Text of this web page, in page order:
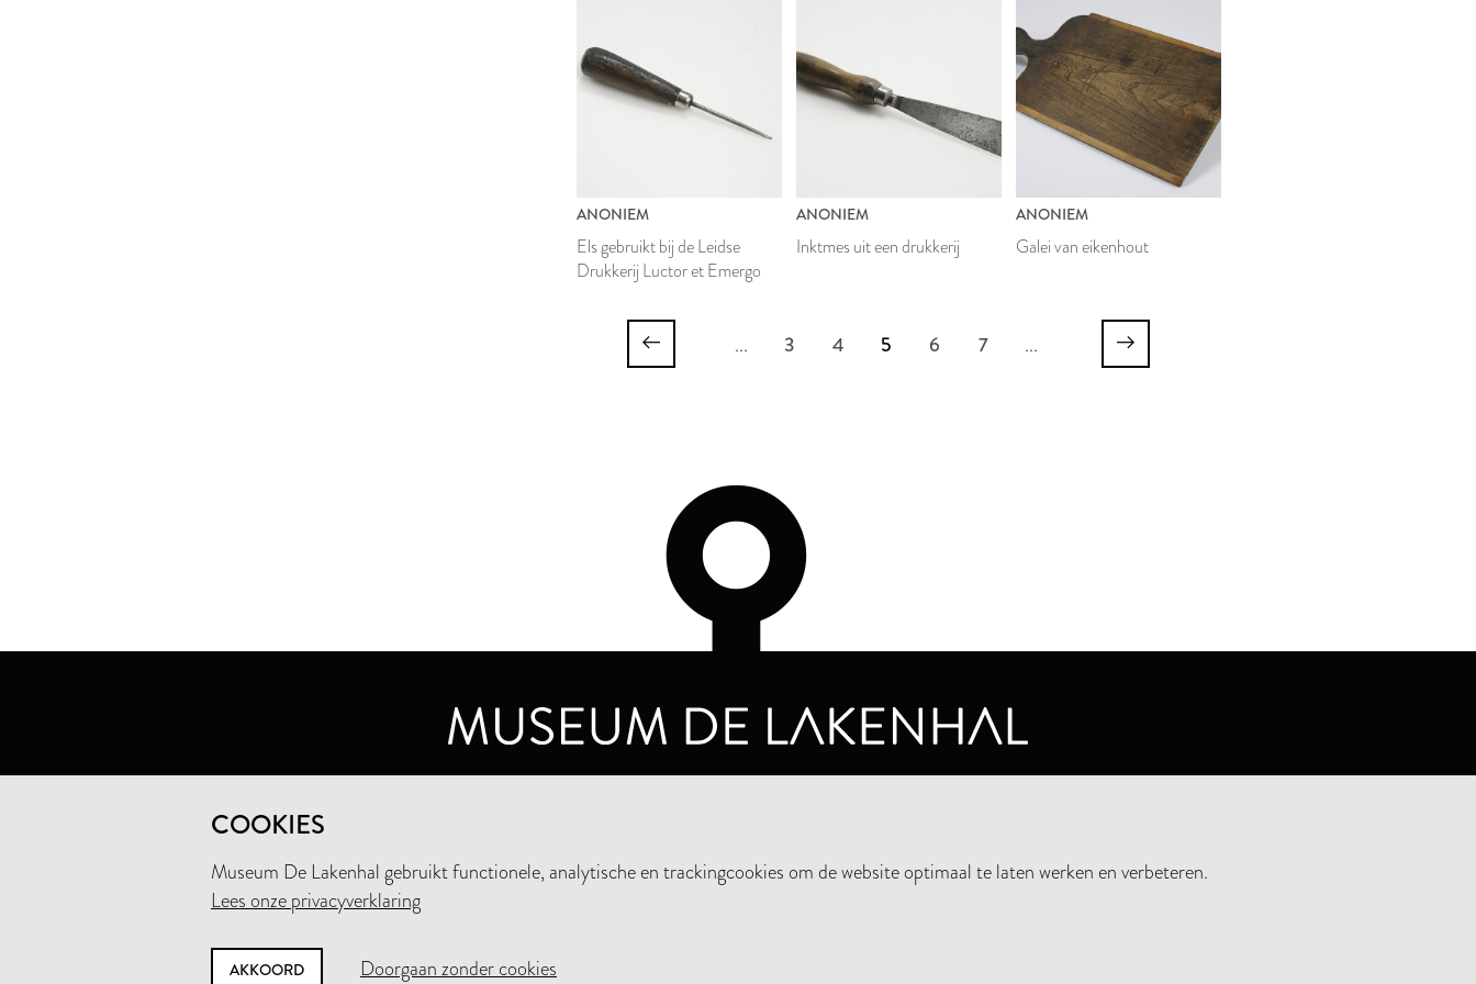
ANONIEM
Els gebruikt bij de Leidse
Drukkerij Luctor et Emergo
ANONIEM
Inktmes uit een drukkerij
ANONIEM
Galei van eikenhout
... 3 4 5 6 7 ...
COOKIES
Museum De Lakenhal gebruikt functionele, analytische en trackingcookies om de website optimaal te laten werken en verbeteren.
Lees onze privacyverklaring
AKKOORD Doorgaan zonder cookies
MUSEUM DE LAKENHAL
OUDE SINGEL 32
+31 (0)71 5165360